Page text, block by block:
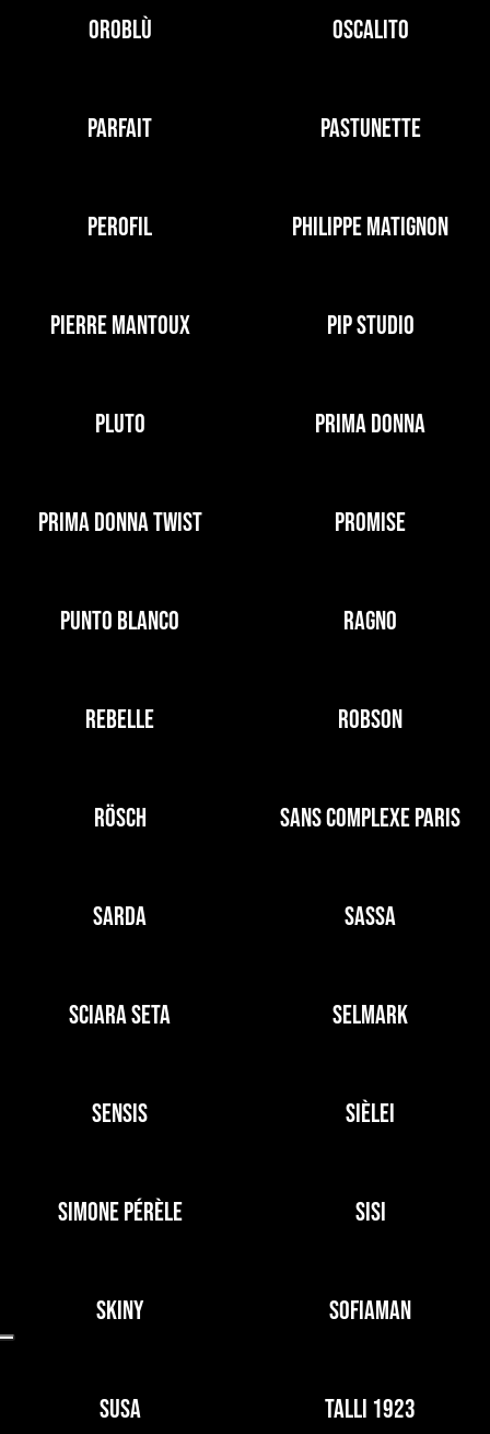
OROBLÙ OSCALITO
PARFAIT PASTUNETTE
PEROFIL PHILIPPE MATIGNON
PIERRE MANTOUX PIP STUDIO
PLUTO PRIMA DONNA
PRIMA DONNA TWIST PROMISE
PUNTO BLANCO RAGNO
REBELLE ROBSON
RÖSCH SANS COMPLEXE PARIS
SARDA SASSA
SCIARA SETA SELMARK
SENSIS SIÈLEI
SIMONE PÉRÈLE SISI
SKINY SOFIAMAN
SUSA TALLI 1923